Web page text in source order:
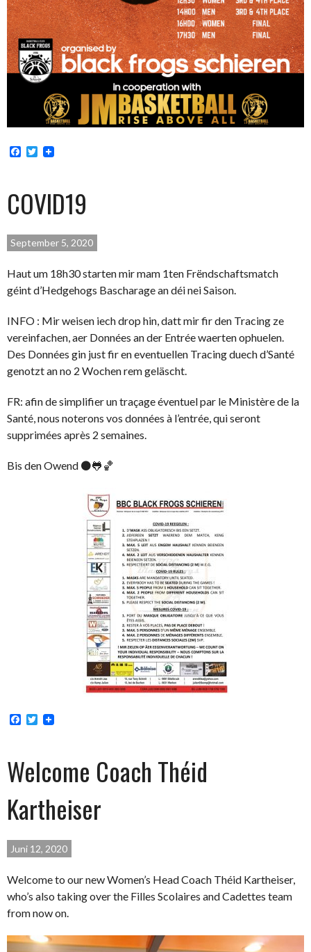
Facebook
Twitter
COVID19
September 5, 2020
Haut um 18h30 starten mir mam 1ten Frëndschaftsmatch
géint d’Hedgehogs Bascharage an déi nei Saison.
INFO : Mir weisen iech drop hin, datt mir fir den Tracing ze
vereinfachen, aer Données an der Entrée waerten ophuelen.
Des Données gin just fir en eventuellen Tracing duech d’Santé
genotzt an no 2 Wochen rem geläscht.
FR: afin de simplifier un traçage éventuel par le Ministère de la
Santé, nous noterons vos données à l’entrée, qui seront
supprimées après 2 semaines.
Bis den Owend ⚫🐸🏀
Facebook
Twitter
Welcome Coach Théid
Kartheiser
Juni 12, 2020
Welcome to our new Women’s Head Coach Théid Kartheiser,
who’s also taking over the Filles Scolaires and Cadettes team
from now on.